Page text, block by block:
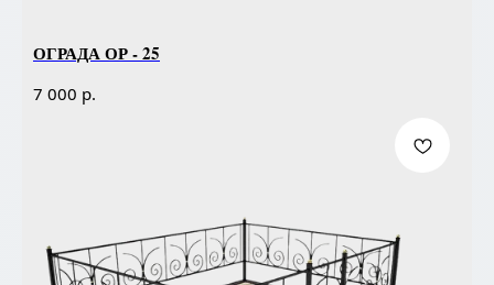
ОГРАДА ОР - 25
7 000 р.